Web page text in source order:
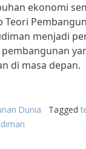
ekonomi
Teori
menjadi
di masa depan.
Dunia Tagged